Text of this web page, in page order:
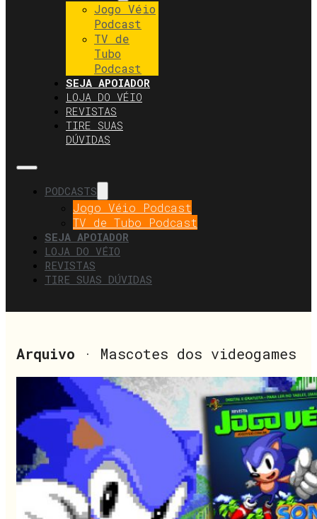
Jogo Véio
Podcast
TV de
Tubo
Podcast
SEJA APOIADOR
LOJA DO VÉIO
REVISTAS
TIRE SUAS
DÚVIDAS
PODCASTS
Jogo Véio Podcast
TV de Tubo Podcast
SEJA APOIADOR
LOJA DO VÉIO
REVISTAS
TIRE SUAS DÚVIDAS
Arquivo · Mascotes dos videogames